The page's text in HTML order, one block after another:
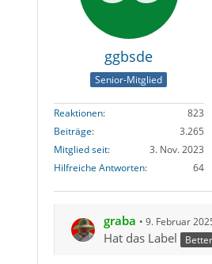
ggbsde
Senior-Mitglied
Reaktionen
823
Beiträge
3.265
Mitglied seit
3. Nov. 2023
Hilfreiche Antworten
64
graba 9. Februar
Hat das Label